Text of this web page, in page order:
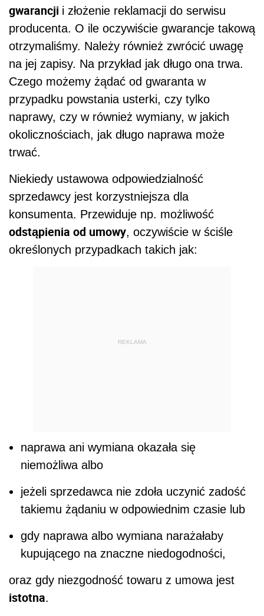
gwarancji i złożenie reklamacji do serwisu
producenta. O ile oczywiście gwarancje takową
otrzymaliśmy. Należy również zwrócić uwagę
na jej zapisy. Na przykład jak długo ona trwa.
Czego możemy żądać od gwaranta w
przypadku powstania usterki, czy tylko
naprawy, czy w również wymiany, w jakich
okolicznościach, jak długo naprawa może
trwać.
Niekiedy ustawowa odpowiedzialność
sprzedawcy jest korzystniejsza dla
konsumenta. Przewiduje np. możliwość
odstąpienia od umowy, oczywiście w ściśle
określonych przypadkach takich jak:
REKLAMA
naprawa ani wymiana okazała się
niemożliwa albo
jeżeli sprzedawca nie zdoła uczynić zadość
takiemu żądaniu w odpowiednim czasie lub
gdy naprawa albo wymiana narażałaby
kupującego na znaczne niedogodności,
oraz gdy niezgodność towaru z umowa jest
istotna.